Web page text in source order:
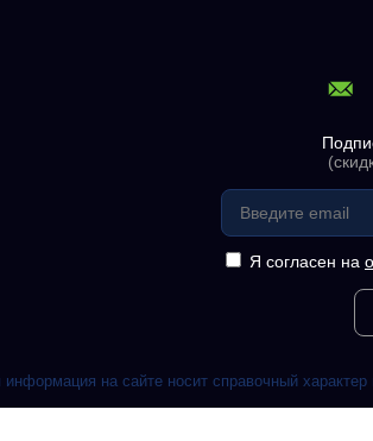
Я согласен на
информация на сайте носит справочный